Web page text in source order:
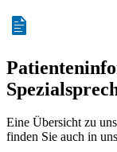
Eine Übersicht zu
finden Sie auch in